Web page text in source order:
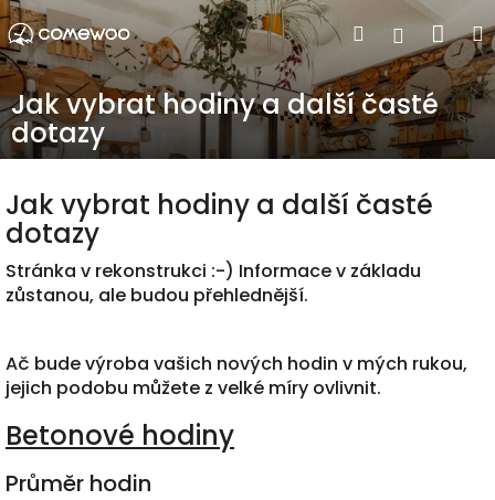
Přejít
na
obsah
Hledat
Jak vybrat hodiny a další časté
dotazy
Jak vybrat hodiny a další časté
dotazy
Stránka v rekonstrukci :-) Informace v základu
zůstanou, ale budou přehlednější.
Ač bude výroba vašich nových hodin v mých rukou,
jejich podobu můžete z velké míry ovlivnit.
Betonové hodiny
Průměr hodin